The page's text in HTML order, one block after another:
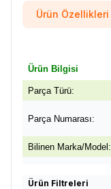
Ürün Özellikleri
Ürün Bilgisi
Parça Türü:
Parça Numarası:
Bilinen Marka/Model:
Ürün Filtreleri